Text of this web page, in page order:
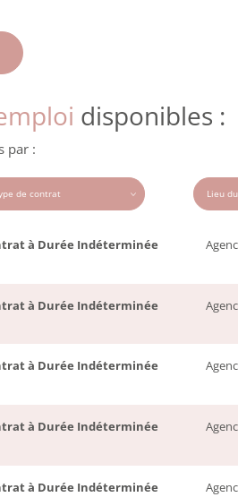
disponibles :
par :
à Durée Indéterminée
à Durée Indéterminée
à Durée Indéterminée
à Durée Indéterminée
à Durée Indéterminée